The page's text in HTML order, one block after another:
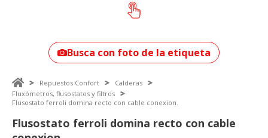
¿Cómo encontrar
tu modelo?
Busca con foto de la etiqueta
Repuestos Confort
Calderas
Fluxómetros, flusostatos y filtros
Flusostato ferroli domina recto con cable conexion.
Flusostato ferroli domina recto con cable